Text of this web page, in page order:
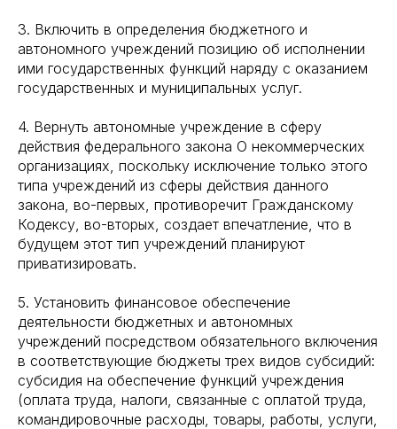
3. Включить в определения бюджетного и
автономного учреждений позицию об исполнении
ими государственных функций наряду с оказанием
государственных и муниципальных услуг.
4. Вернуть автономные учреждение в сферу
действия федерального закона О некоммерческих
организациях, поскольку исключение только этого
типа учреждений из сферы действия данного
закона, во-первых, противоречит Гражданскому
Кодексу, во-вторых, создает впечатление, что в
будущем этот тип учреждений планируют
приватизировать.
5. Установить финансовое обеспечение
деятельности бюджетных и автономных
учреждений посредством обязательного включения
в соответствующие бюджеты трех видов субсидий:
субсидия на обеспечение функций учреждения
(оплата труда, налоги, связанные с оплатой труда,
командировочные расходы, товары, работы, услуги,